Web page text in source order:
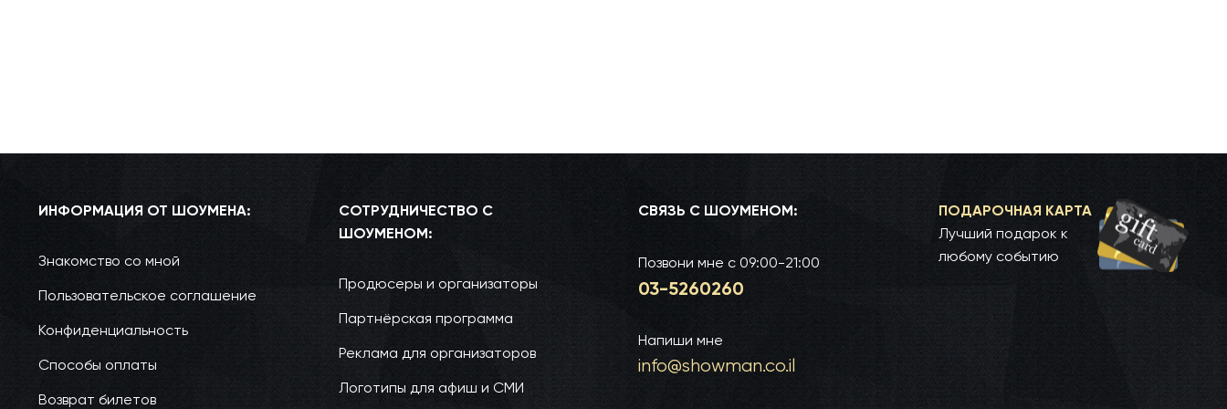
ИНФОРМАЦИЯ ОТ ШОУМЕНА:
Знакомство со мной
Пользовательское соглашение
Конфиденциальность
Способы оплаты
Возврат билетов
СОТРУДНИЧЕСТВО С
ШОУМЕНОМ:
Продюсеры и организаторы
Партнёрская программа
Реклама для организаторов
Логотипы для афиш и СМИ
СВЯЗЬ С ШОУМЕНОМ:
Позвони мне с 09:00-21:00
03-52­60­260
Напиши мне
info@show­man.co.il
ПОДАРОЧНАЯ КАРТА
Лучший подарок к
любому событию